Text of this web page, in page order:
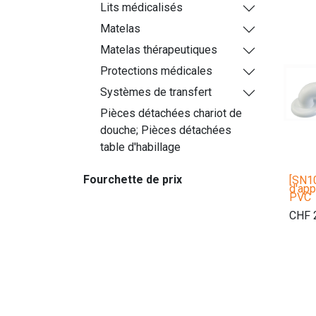
Lits médicalisés
Matelas
Matelas thérapeutiques
Protections médicales
Systèmes de transfert
Pièces détachées chariot de
douche; Pièces détachées
table d'habillage
Fourchette de prix
PVC
CHF